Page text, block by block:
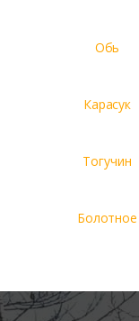
Обь
Карасук
Тогучин
Болотное